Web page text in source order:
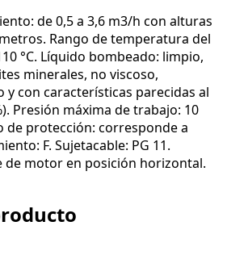
de 0,5 a 3,6 m3/h con alturas
Rango de temperatura del
°C. Líquido bombeado: limpio,
minerales, no viscoso,
con características parecidas al
Presión máxima de trabajo: 10
de protección: corresponde a
F. Sujetacable: PG 11.
de motor en posición horizontal.